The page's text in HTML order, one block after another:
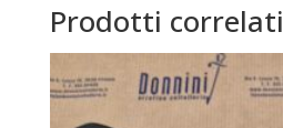
Prodotti correlati